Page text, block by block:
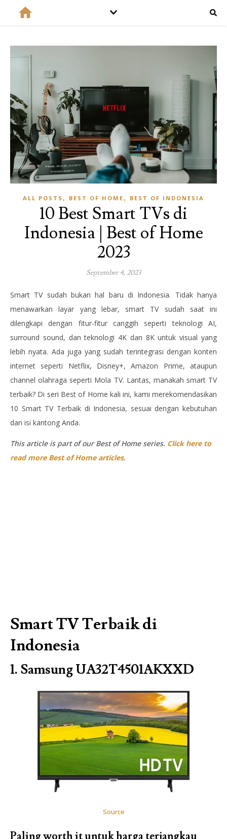
ALL POSTS , BEST OF HOME , BEST OF INDONESIA
10 Best Smart TVs di
Indonesia | Best of Home
2023
September 4, 2023
Smart TV sudah bukan hal baru di Indonesia. Tidak hanya
menawarkan layar yang lebar, smart TV sudah saat ini
dilengkapi dengan fitur-fitur canggih seperti teknologi AI,
surround sound, dan teknologi 4K dan 8K untuk visual yang
lebih nyata. Ada juga yang sudah terintegrasi dengan konten
internet seperti Netflix, Disney+, Amazon Prime, ataupun
channel olahraga seperti Mola TV. Lantas, manakah smart TV
terbaik? Di seri Best of Home kali ini, kami merekomendasikan
10 Smart TV Terbaik di Indonesia, sesuai dengan kebutuhan
dan isi kantong Anda.
This article is part of our Best of Home series. Click here to
read more Best of Home articles.
Smart TV Terbaik di
Indonesia
1. Samsung UA32T4501AKXXD
Source